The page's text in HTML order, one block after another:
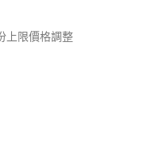
上限價格調整